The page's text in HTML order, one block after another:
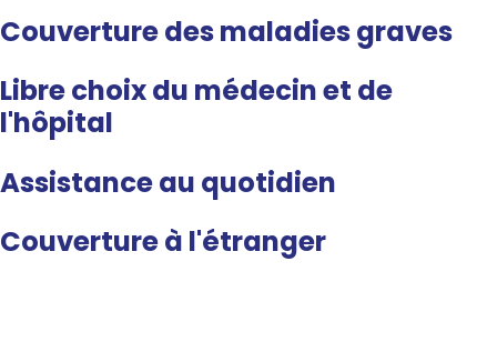
Exemple :
Couverture des maladies graves
Exemple :
Libre choix du médecin et de
l'hôpital
Exemple :
Assistance au quotidien
Couverture à l'étranger